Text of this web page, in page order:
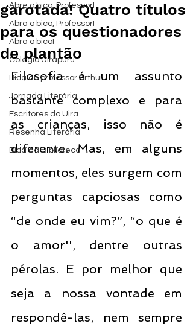
Abre o bico, Professor!
Abra o bico, Professor!
Abra o bico!
Colégio Uirapuru
Dica do professor Arthur
Jornada Literária
Escritores do Uira
Resenha Literária
Dica da Biblioteca
garotada! Quatro títulos
para os questionadores
de plantão
Filosofia é um assunto
bastante complexo e para
as crianças, isso não é
diferente. Mas, em alguns
momentos, eles surgem com
perguntas capciosas como
“de onde eu vim?”, “o que é
o amor'', dentre outras
pérolas. E por melhor que
seja a nossa vontade em
respondê-las, nem sempre